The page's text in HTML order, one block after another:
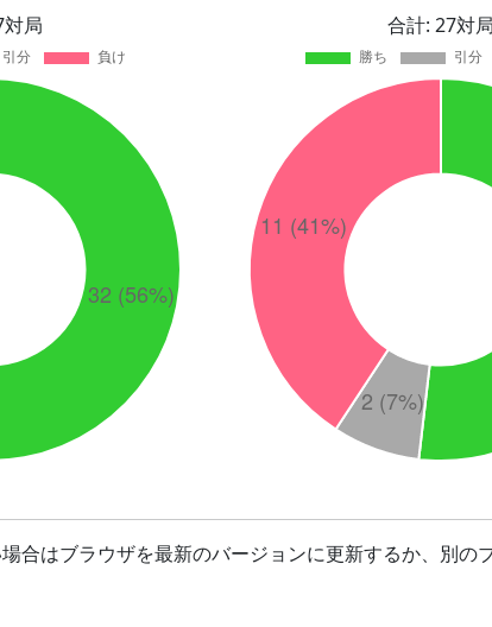
局
合計: 27対局
合はブラウザを最新のバージョンに更新するか、別の